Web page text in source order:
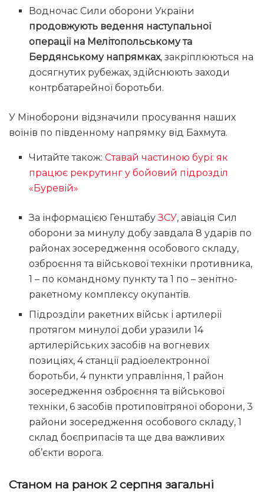
Водночас Сили оборони України
продовжують ведення наступальної
операції на Мелітопольському та
Бердянському напрямках, закріплюються на
досягнутих рубежах, здійснюють заходи
контрбатарейної боротьби.
У Міноборони відзначили просування наших
воїнів по південному напрямку від Бахмута.
Читайте також:Ставай частиною бурі: як
працює рекрутинг у бойовий підрозділ
«Буревій»
За інформацією ГенштабуЗСУ, авіація Сил
оборони за минулу добу завдала 8 ударів по
районах зосередження особового складу,
озброєння та військової техніки противника,
1 – по командному пункту та 1 по – зенітно-
ракетному комплексу окупантів.
Підрозділи ракетних військ і артилерії
протягом минулої доби уразили 14
артилерійських засобів на вогневих
позиціях, 4 станції радіоелектронної
боротьби, 4 пункти управління, 1 район
зосередження озброєння та військової
техніки, 6 засобів протиповітряної оборони, 3
райони зосередження особового складу, 1
склад боєприпасів та ще два важливих
об’єкти ворога.
Станом на ранок 2 серпня загальні